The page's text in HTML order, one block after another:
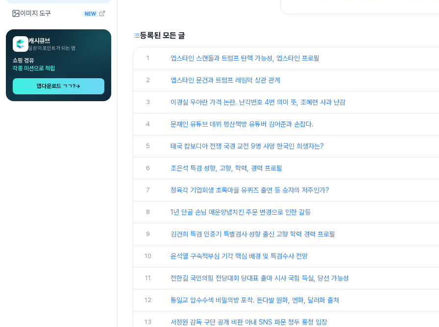
이미지 도구 NEW
캐시큐브
일상이 포인트가 되는 앱
쇼핑 경유
각종 미션으로 적립
앱다운로드 ㄱㄱ?→
등록된 모든 글
1 엡스타인 스캔들과 트럼프 탄핵 가능성, 엡스타인 프로필
2 앱스타인 문건과 트럼프 레임덕 상관 관계
3 이경실 우아란 가격 논란. 난각번호 4번 의미 뜻, 조혜련 사과 난감
4 문재인 유튜브 데뷔 평산책방 유튜버 김어준과 손잡다.
5 태국 캄보디아 전쟁 국경 교전 9명 사망 한국인 희생자는?
6 조은석 특검 성향, 고향, 학력, 경력 프로필
7 정육각 기업회생 초록마을 유퀴즈 출연 등 승자의 저주인가?
8 1년 단골 손님 매운양념치킨 주문 변경으로 인한 갈등
9 김건희 특검 민중기 특별검사 성향 출신 고향 학력 경력 프로필
10 윤석열 구속적부심 기각 핵심 배경 및 특검수사 전망
11 전한길 국민의힘 전당대회 당대표 출마 시사 국힘 득실, 당선 가능성
12 통일교 압수수색 비밀의방 포착. 돈다발 원화, 엔화, 달러화 출처
13 서정원 감독 구단 공개 비판 아내 SNS 파문 청두 룽청 입장